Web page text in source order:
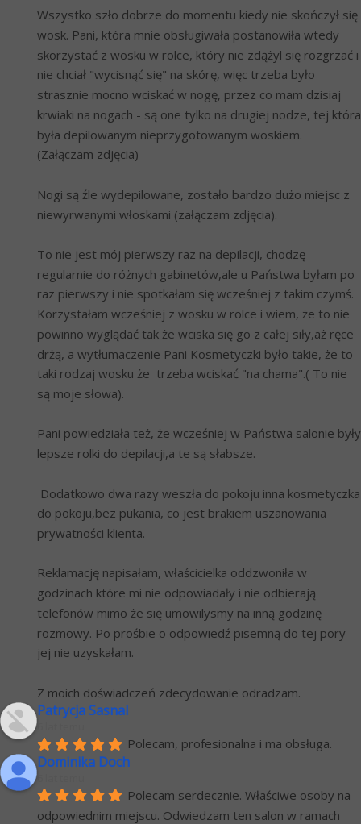
Wszystko szło dobrze do momentu kiedy nie skończył się
wosk. Pani, która mnie obsługiwała postanowiła wtedy
skorzystać z wosku w rolce, który nie zdążyl się rozgrzać i
nie chciał "wycisnąć się" na skórę, więc trzeba było
strasznie mocno wciskać w nogę, przez co mam dzisiaj
krwiaki na nogach - są one tylko na drugiej nodze, tej która
była depilowanym nieprzygotowanym woskiem.
(Załączam zdjęcia)
Nogi są źle wydepilowane, zostało bardzo dużo miejsc z
niewyrwanymi włoskami (załączam zdjęcia).
To nie jest mój pierwszy raz na depilacji, chodzę
regularnie do różnych gabinetów,ale u Państwa byłam po
raz pierwszy i nie spotkałam się wcześniej z takim czymś.
Korzystałam wcześniej z wosku w rolce i wiem, że to nie
powinno wyglądać tak że wciska się go z całej siły,aż ręce
drżą, a wytłumaczenie Pani Kosmetyczki było takie, że to
taki rodzaj wosku że  trzeba wciskać "na chama".( To nie
są moje słowa).
Pani powiedziała też, że wcześniej w Państwa salonie były
lepsze rolki do depilacji,a te są słabsze.
Dodatkowo dwa razy weszła do pokoju inna kosmetyczka
do pokoju,bez pukania, co jest brakiem uszanowania
prywatności klienta.
Reklamację napisałam, właścicielka oddzwoniła w
godzinach które mi nie odpowiadały i nie odbierają
telefonów mimo że się umowilysmy na inną godzinę
rozmowy. Po prośbie o odpowiedź pisemną do tej pory
jej nie uzyskałam.
Z moich doświadczeń zdecydowanie odradzam.
Patrycja Sasnal
Polecam, profesionalna i ma obsługa.
Dominika Doch
Polecam serdecznie. Właściwe osoby na
odpowiednim miejscu. Odwiedzam ten salon w ramach